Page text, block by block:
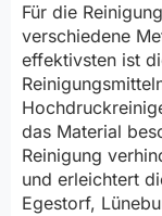
Für die
verschiedene
effektivsten ist
das Material
Reinigung
und erleichtert
Egestorf,